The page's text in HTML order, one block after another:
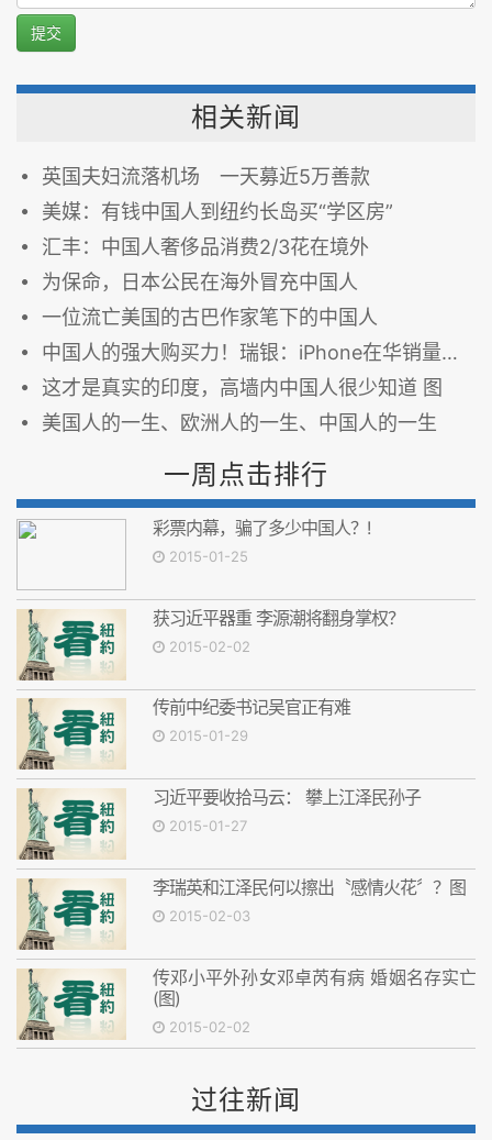
提交
相关新闻
英国夫妇流落机场 一天募近5万善款
美媒：有钱中国人到纽约长岛买“学区房”
汇丰：中国人奢侈品消费2/3花在境外
为保命，日本公民在海外冒充中国人
一位流亡美国的古巴作家笔下的中国人
中国人的强大购买力！瑞银：iPhone在华销量超美国
这才是真实的印度，高墙内中国人很少知道 图
美国人的一生、欧洲人的一生、中国人的一生
一周点击排行
彩票内幕，骗了多少中国人？!
2015-01-25
获习近平器重 李源潮将翻身掌权？
2015-02-02
传前中纪委书记吴官正有难
2015-01-29
习近平要收拾马云： 攀上江泽民孙子
2015-01-27
李瑞英和江泽民何以擦出〝感情火花〞？图
2015-02-03
传邓小平外孙女邓卓芮有病 婚姻名存实亡
(图)
2015-02-02
过往新闻